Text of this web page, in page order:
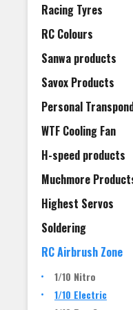
Racing Tyres
RC Colours
Sanwa products
Savox Products
Personal
WTF Cooling Fan
H-speed products
Muchmore
Highest Servos
Soldering
RC Airbrush Zone
1/10 Nitro
1/10 Electric